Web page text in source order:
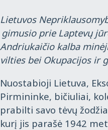
Lietuvos
gimusio prie Laptevų
Andriukaičio kalba
vilties bei Okupacijos ir
Nuostabioji Lietuva,
Pirmininke, bičiuliai,
prabilti savo tėvų
kurį jis parašė 1942